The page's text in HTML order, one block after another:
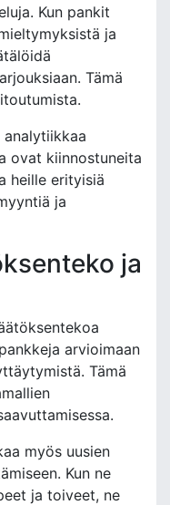
Kun pankit
ja
Tämä
ovat kiinnostuneita
heille erityisiä
ja
ja
arvioimaan
Tämä
myös uusien
Kun ne
ja toiveet, ne